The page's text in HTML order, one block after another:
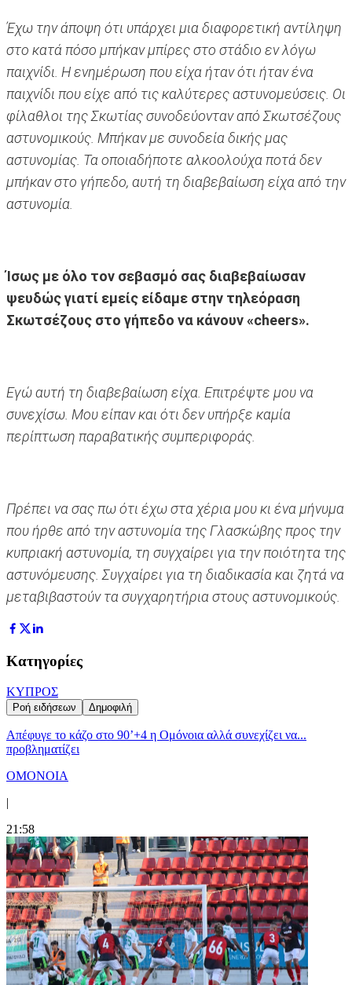
Έχω την άποψη ότι υπάρχει μια διαφορετική αντίληψη
στο κατά πόσο μπήκαν μπίρες στο στάδιο εν λόγω
παιχνίδι. Η ενημέρωση που είχα ήταν ότι ήταν ένα
παιχνίδι που είχε από τις καλύτερες αστυνομεύσεις. Οι
φίλαθλοι της Σκωτίας συνοδεύονταν από Σκωτσέζους
αστυνομικούς. Μπήκαν με συνοδεία δικής μας
αστυνομίας. Τα οποιαδήποτε αλκοολούχα ποτά δεν
μπήκαν στο γήπεδο, αυτή τη διαβεβαίωση είχα από την
αστυνομία.
Ίσως με όλο τον σεβασμό σας διαβεβαίωσαν
ψευδώς γιατί εμείς είδαμε στην τηλεόραση
Σκωτσέζους στο γήπεδο να κάνουν «cheers».
Εγώ αυτή τη διαβεβαίωση είχα. Επιτρέψτε μου να
συνεχίσω. Μου είπαν και ότι δεν υπήρξε καμία
περίπτωση παραβατικής συμπεριφοράς.
Πρέπει να σας πω ότι έχω στα χέρια μου κι ένα μήνυμα
που ήρθε από την αστυνομία της Γλασκώβης προς την
κυπριακή αστυνομία, τη συγχαίρει για την ποιότητα της
αστυνόμευσης. Συγχαίρει για τη διαδικασία και ζητά να
μεταβιβαστούν τα συγχαρητήρια στους αστυνομικούς.
Κατηγορίες
ΚΥΠΡΟΣ
Ροή ειδήσεων Δημοφιλή
Απέφυγε το κάζο στο 90’+4 η Ομόνοια αλλά συνεχίζει να...
προβληματίζει
ΟΜΟΝΟΙΑ
|
21:58